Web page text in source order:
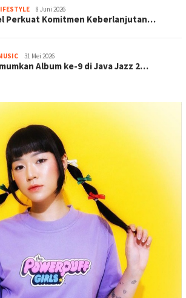
8 Juni 2026
Perkuat Komitmen Keberlanjutan…
31 Mei 2026
Album ke-9 di Java Jazz 2…